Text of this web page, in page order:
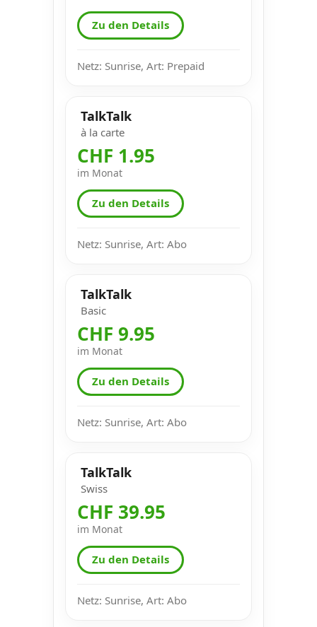
Zu den Details
Netz: Sunrise, Art: Prepaid
TalkTalk
à la carte
CHF 1.95
im Monat
Zu den Details
Netz: Sunrise, Art: Abo
TalkTalk
Basic
CHF 9.95
im Monat
Zu den Details
Netz: Sunrise, Art: Abo
TalkTalk
Swiss
CHF 39.95
im Monat
Zu den Details
Netz: Sunrise, Art: Abo